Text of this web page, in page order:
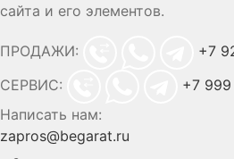
сайта и его элементов.
ПРОДАЖИ:
+7
СЕРВИС:
+7
Написать нам:
zapros@begarat.ru